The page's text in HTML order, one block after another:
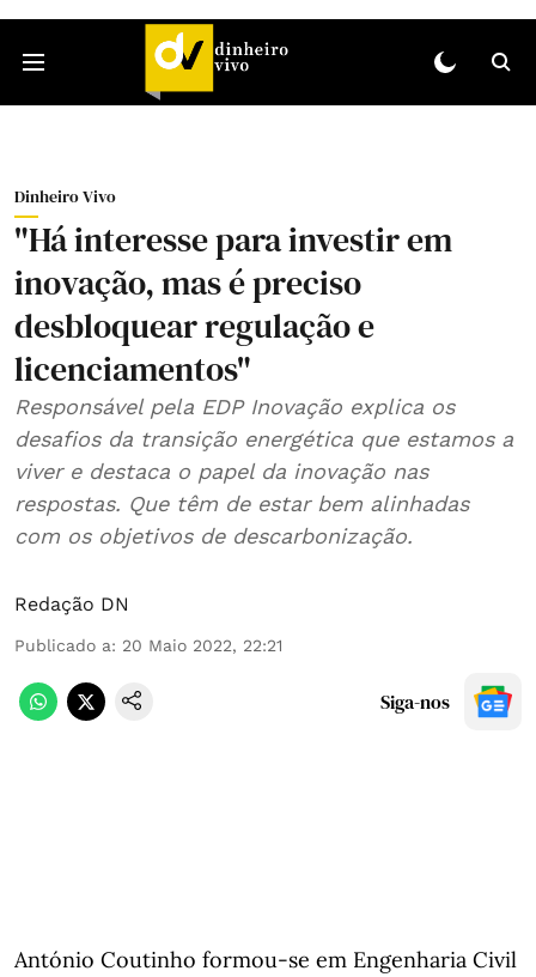
Dinheiro Vivo
"Há interesse para investir em
inovação, mas é preciso
desbloquear regulação e
licenciamentos"
Responsável pela EDP Inovação explica os
desafios da transição energética que estamos a
viver e destaca o papel da inovação nas
respostas. Que têm de estar bem alinhadas
com os objetivos de descarbonização.
Redação DN
Publicado a: 20 Maio 2022, 22:21
Siga-nos
António Coutinho formou-se em Engenharia Civil